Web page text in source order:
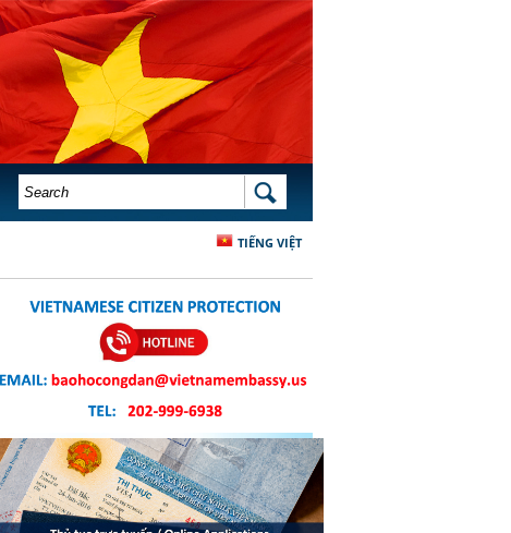
SEARCH FORM SEARCH
TIẾNG VIỆT